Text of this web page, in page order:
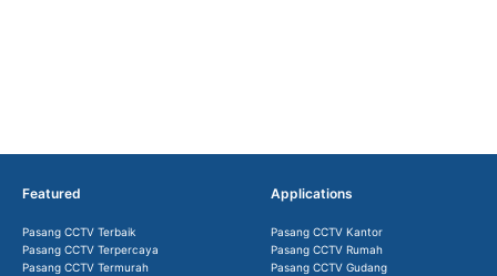
Featured
Pasang CCTV Terbaik
Pasang CCTV Terpercaya
Pasang CCTV Termurah
Applications
Pasang CCTV Kantor
Pasang CCTV Rumah
Pasang CCTV Gudang